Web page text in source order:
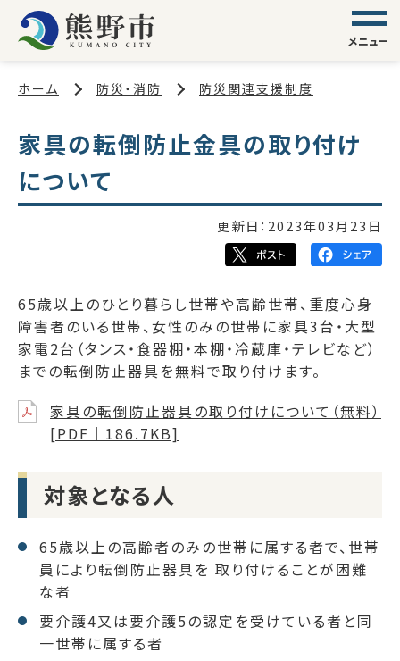
メニュー
ホーム 防災・消防 防災関連支援制度
家具の転倒防止金具の取り付け
について
更新日： 2023年03月23日
65歳以上のひとり暮らし世帯や高齢世帯、重度心身
障害者のいる世帯、女性のみの世帯に家具3台・大型
家電2台（タンス・食器棚・本棚・冷蔵庫・テレビなど）
までの転倒防止器具を無料で取り付けます。
家具の転倒防止器具の取り付けについて（無料）
[PDF｜186.7KB]
対象となる人
65歳以上の高齢者のみの世帯に属する者で、世帯
員により転倒防止器具を 取り付けることが困難
な者
要介護4又は要介護5の認定を受けている者と同
一世帯に属する者